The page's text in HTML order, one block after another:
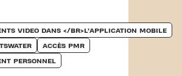
VIDEO DANS </BR>L’APPLICATION MOBILE
ACCÈS PMR
PERSONNEL